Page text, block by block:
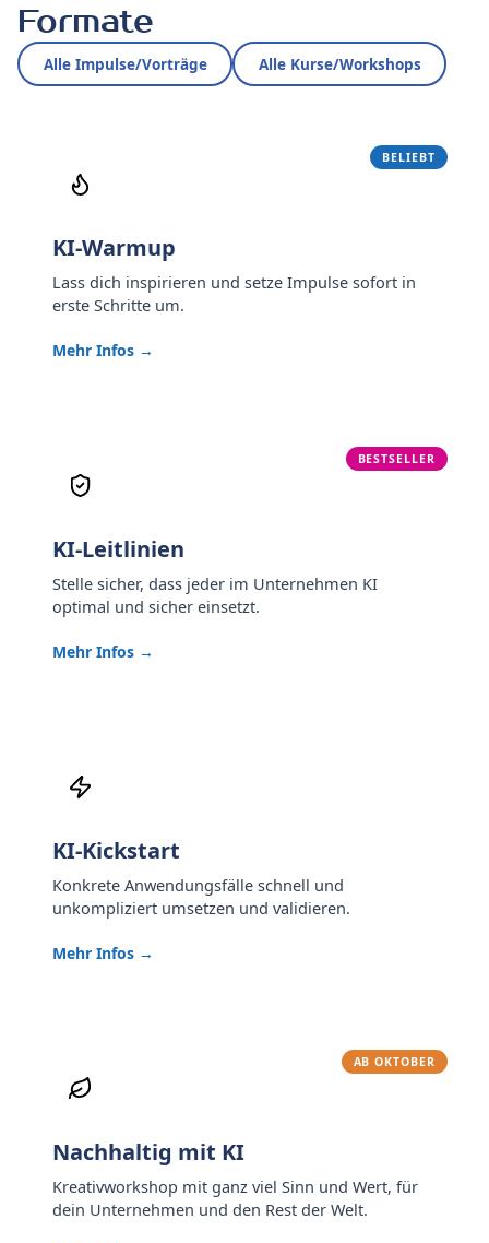
Formate
Alle Impulse/Vorträge Alle Kurse/Workshops
BELIEBT
KI-Warmup
Lass dich inspirieren und setze Impulse sofort in
erste Schritte um.
Mehr Infos →
BESTSELLER
KI-Leitlinien
Stelle sicher, dass jeder im Unternehmen KI
optimal und sicher einsetzt.
Mehr Infos →
KI-Kickstart
Konkrete Anwendungsfälle schnell und
unkompliziert umsetzen und validieren.
Mehr Infos →
AB OKTOBER
Nachhaltig mit KI
Kreativworkshop mit ganz viel Sinn und Wert, für
dein Unternehmen und den Rest der Welt.